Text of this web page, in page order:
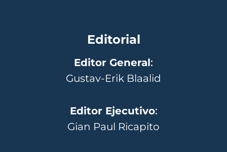
Editorial
Editor General:
Gustav-Erik Blaalid
Editor Ejecutivo:
Gian Paul Ricapito